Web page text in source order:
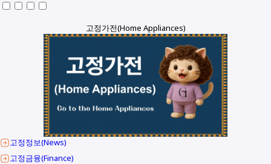
고정가전(Home Appliances)
고정정보(News)
고정금융(Finance)